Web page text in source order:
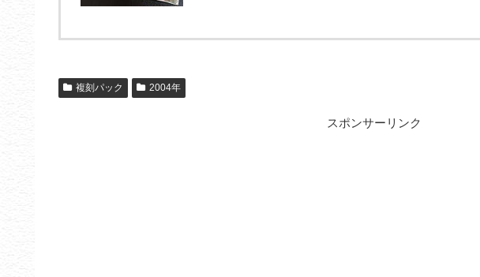
複刻パック 2004年
スポンサーリンク